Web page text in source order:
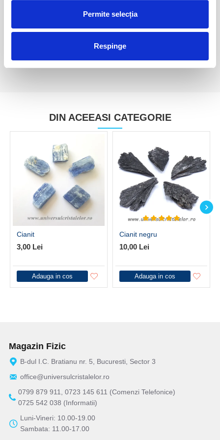
Permite selecția
Respinge
250,00 Lei
280,00 Lei
90,00 Lei
DIN ACEEASI CATEGORIE
Cianit
3,00 Lei
Adauga in cos
Cianit negru
10,00 Lei
Adauga in cos
Magazin Fizic
B-dul I.C. Bratianu nr. 5, Bucuresti, Sector 3
office@universulcristalelor.ro
0799 879 911, 0723 145 611 (Comenzi Telefonice)
0725 542 038 (Informatii)
Luni-Vineri: 10.00-19.00
Sambata: 11.00-17.00